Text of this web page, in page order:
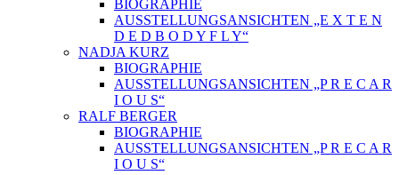
BIOGRAPHIE
AUSSTELLUNGSANSICHTEN „E X T E N
D E D B O D Y F L Y“
NADJA KURZ
BIOGRAPHIE
AUSSTELLUNGSANSICHTEN „P R E C A R
I O U S“
RALF BERGER
BIOGRAPHIE
AUSSTELLUNGSANSICHTEN „P R E C A R
I O U S“